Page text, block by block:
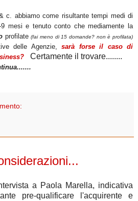
c. abbiamo come risultante tempi medi di
mesi e tenuto conto che mediamente la
profilate(fai meno di 15 domande? non è profilata)
delle Agenzie,sarà forse il caso di
Certamente il trovare........
a Paola Marella, indicativa
pre-qualificare l'acquirente e